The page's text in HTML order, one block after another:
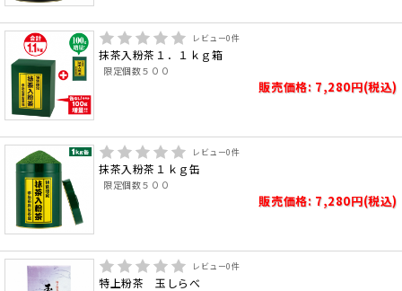
レビュー0件
抹茶入粉茶１．１ｋｇ箱
限定個数５００
販売価格: 7,280円(税込)
レビュー0件
抹茶入粉茶１ｋｇ缶
限定個数５００
販売価格: 7,280円(税込)
レビュー0件
特上粉茶 玉しらべ